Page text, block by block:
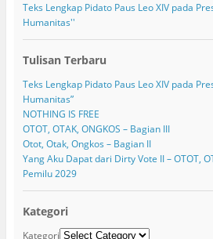
Teks Lengkap Pidato Paus Leo XIV pada
Humanitas''
Tulisan Terbaru
Teks Lengkap Pidato Paus Leo XIV pada
Humanitas”
NOTHING IS FREE
OTOT, OTAK, ONGKOS – Bagian III
Otot, Otak, Ongkos – Bagian II
Yang Aku Dapat dari Dirty Vote II – OTOT,
Pemilu 2029
Kategori
Kategori